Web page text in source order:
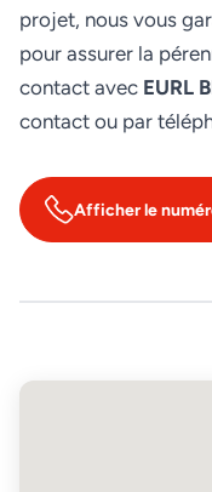
projet, nous vous
pour assurer la
contact avec EURL
contact ou par
Afficher le